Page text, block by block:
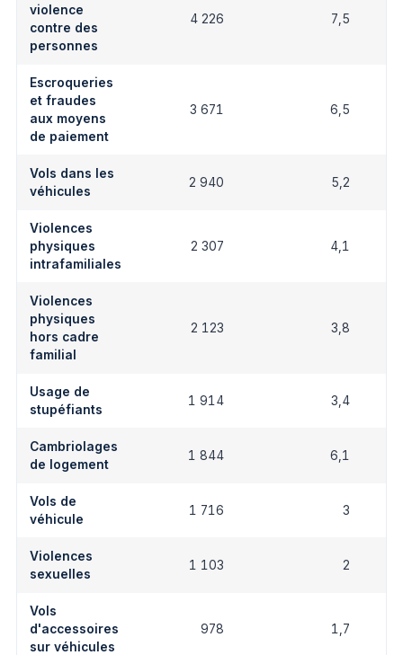
violence
contre des
personnes
4 226 7,5
Escroqueries
et fraudes
aux moyens
de paiement
3 671 6,5
Vols dans les
véhicules
2 940 5,2
Violences
physiques
intrafamiliales
2 307 4,1
Violences
physiques
hors cadre
familial
2 123 3,8
Usage de
stupéfiants
1 914 3,4
Cambriolages
de logement
1 844 6,1
Vols de
véhicule
1 716 3
Violences
sexuelles
1 103 2
Vols
d'accessoires
sur véhicules
978 1,7